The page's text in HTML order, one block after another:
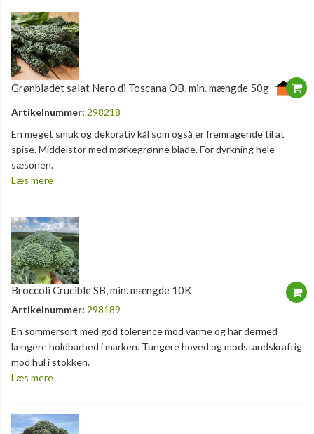
Grønbladet salat Nero di Toscana OB, min. mængde 50g
Artikelnummer: 298218
En meget smuk og dekorativ kål som også er fremragende til at
spise. Middelstor med mørkegrønne blade. For dyrkning hele
sæsonen.
Læs mere
Broccoli Crucible SB, min. mængde 10K
Artikelnummer: 298189
En sommersort med god tolerence mod varme og har dermed
længere holdbarhed i marken. Tungere hoved og modstandskraftig
mod hul i stokken.
Læs mere